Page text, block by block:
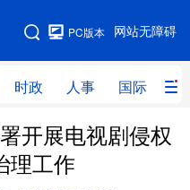
网站无障碍
PC版本
时政 人事 国际 财
图
时政 人事
网评
开展电视剧侵权
理工作